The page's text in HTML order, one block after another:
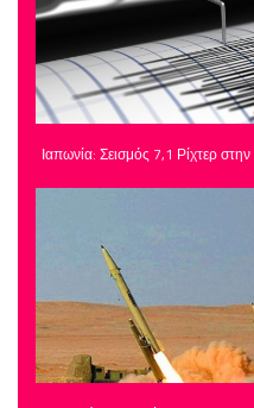
Ιαπωνία: Σεισμός 7,1 Ρίχτερ